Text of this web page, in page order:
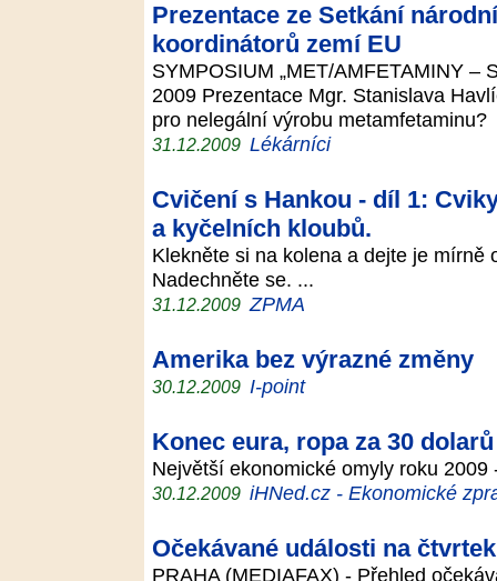
Prezentace ze Setkání
koordinátorů zemí EU
SYMPOSIUM „MET/AMFETAMINY –
2009 Prezentace Mgr. Stanislava
pro nelegální výrobu metamfetaminu?
31.12.2009 Lékárníci
Cvičení s Hankou - díl 1:
a kyčelních kloubů.
Klekněte si na kolena a dejte je mírně
Nadechněte se. ...
31.12.2009 ZPMA
Amerika bez výrazné změny
30.12.2009 I-point
Konec eura, ropa za 30
Největší ekonomické omyly roku
30.12.2009 iHNed.cz - Ekonomické
Očekávané události na
PRAHA (MEDIAFAX) - Přehled